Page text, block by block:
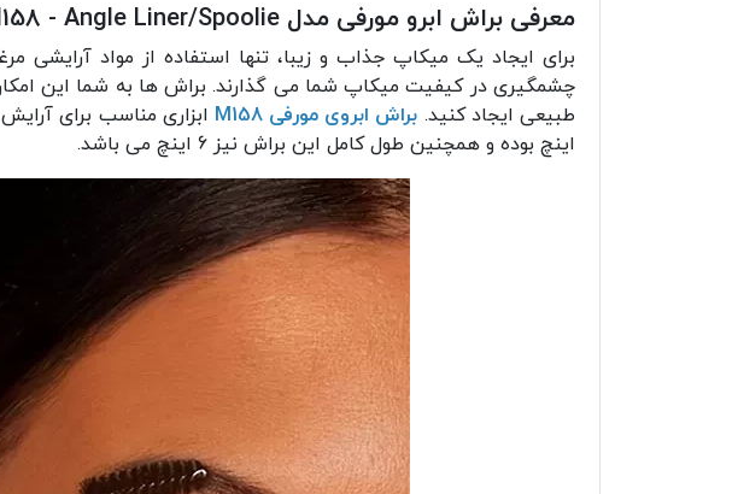
معرفی براش ابرو مورفی مدل M158 - Angle Liner/Spoolie
برای ایجاد یک میکاپ جذاب و زیبا، تنها استفاده از مواد آرایشی
چشمگیری در کیفیت میکاپ شما می گذارند. براش ها به شما این
طبیعی ایجاد کنید. براش ابروی مورفی M158
اینچ بوده و همچنین طول کامل این براش نیز 6 اینچ می باشد.